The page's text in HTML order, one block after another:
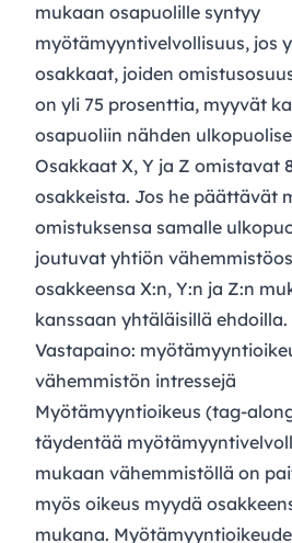
mukaan osapuolille syntyy
myötämyyntivelvollisuus, jos
osakkaat, joiden
on yli 75 prosenttia, myyvät
osapuoliin nähden
Osakkaat X, Y ja Z omistavat
osakkeista. Jos he päättävät
omistuksensa samalle
joutuvat yhtiön
osakkeensa X:n, Y:n ja Z:n
kanssaan yhtäläisillä ehdoilla.
Vastapaino:
vähemmistön intressejä
Myötämyyntioikeus (tag-
täydentää
mukaan vähemmistöllä on
myös oikeus myydä
mukana.